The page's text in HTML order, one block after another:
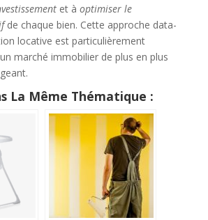
et à optimiser le
de chaque bien. Cette approche data-
locative est particulièrement
marché immobilier de plus en plus
La Même Thématique :